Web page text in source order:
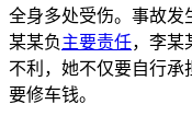
全身多处受伤。事故发
某某负主要责任，李某
不利，她不仅要自行承
要修车钱。